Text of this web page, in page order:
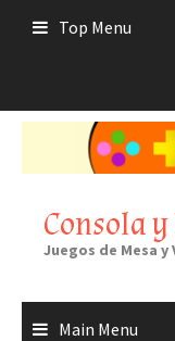
Top Menu
Consola
Juegos de Mesa
Main Menu